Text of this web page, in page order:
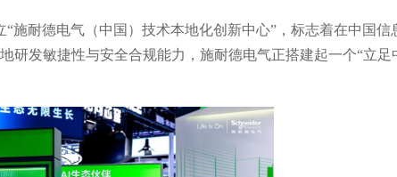
施耐德电气（中国）技术本地化创新中心”，标志着在中国信
研发敏捷性与安全合规能力，施耐德电气正搭建起一个“立足